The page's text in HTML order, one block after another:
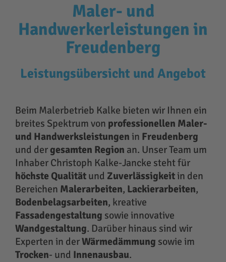
Maler- und
Handwerkerleistungen in
Freudenberg
Leistungsübersicht und Angebot
Beim Malerbetrieb Kalke bieten wir Ihnen ein
breites Spektrum von professionellen Maler-
und Handwerksleistungen in Freudenberg
und dergesamten Region an. Unser Team um
Inhaber Christoph Kalke-Jancke steht für
höchste Qualität und Zuverlässigkeit in den
Bereichen Malerarbeiten, Lackierarbeiten,
Bodenbelagsarbeiten, kreative
Fassadengestaltung sowie innovative
Wandgestaltung. Darüber hinaus sind wir
Experten in derWärmedämmung sowie im
Trocken- und Innenausbau.